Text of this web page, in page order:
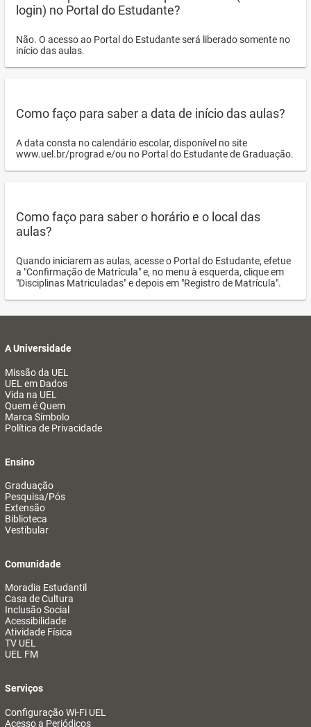
login) no Portal do Estudante?
Não. O acesso ao Portal do Estudante será liberado somente no
início das aulas.
Como faço para saber a data de início das aulas?
A data consta no calendário escolar, disponível no site
www.uel.br/prograd e/ou no Portal do Estudante de Graduação.
Como faço para saber o horário e o local das
aulas?
Quando iniciarem as aulas, acesse o Portal do Estudante, efetue
a "Confirmação de Matrícula" e, no menu à esquerda, clique em
"Disciplinas Matriculadas" e depois em "Registro de Matrícula".
A Universidade
Missão da UEL
UEL em Dados
Vida na UEL
Quem é Quem
Marca Símbolo
Política de Privacidade
Ensino
Graduação
Pesquisa/Pós
Extensão
Biblioteca
Vestibular
Comunidade
Moradia Estudantil
Casa de Cultura
Inclusão Social
Acessibilidade
Atividade Física
TV UEL
UEL FM
Serviços
Configuração Wi-Fi UEL
Acesso a Periódicos